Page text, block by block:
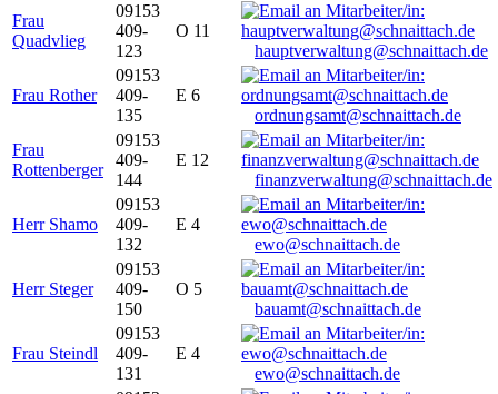
Frau
Quadvlieg
09153
409-
123
O 11
hauptverwaltung@schnaittach.de
Frau Rother
09153
409-
135
E 6
ordnungsamt@schnaittach.de
Frau
Rottenberger
09153
409-
144
E 12
finanzverwaltung@schnaittach.de
Herr Shamo
09153
409-
132
E 4
ewo@schnaittach.de
Herr Steger
09153
409-
150
O 5
bauamt@schnaittach.de
Frau Steindl
09153
409-
131
E 4
ewo@schnaittach.de